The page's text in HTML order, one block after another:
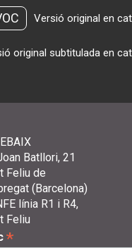
Versió original en
original subtitulada en
Batllori, 21
Feliu de
(Barcelona)
línia R1 i R4,
Feliu
*